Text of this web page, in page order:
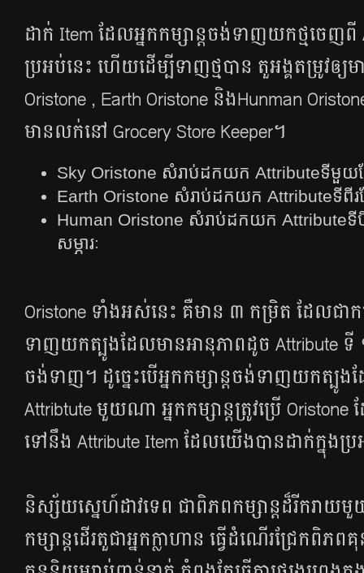
ដាក់ Item ដែល​អ្នក​កម្សាន្ត​ចង់​ទាញ​យក​ថ្ម​ចេញ​
ប្រអប់​នេះ ហើយ​ដើម្បី​ទាញ​ថ្ម​បាន ​តួអង្គ​តម្រូវ​ឲ្យ​
Oristone , Earth Oristone និង​Hunman
មាន​លក់​នៅ Grocery Store Keeper។
Sky Oristone សំរាប់ដកយក​ Attribute​ទីមួយដ
Earth Oristone សំរាប់ដកយក​ Attribute​ទីពីរដ
Human Oristone សំរាប់ដកយក​ Attribute​ទី
សម្ភារៈ
Oristone ទាំង​អស់​នេះ គឺ​មាន​ ៣ កម្រិត ដែល​ជា​
ទាញ​យក​ត្បូង​ដែល​មាន​អានុភាព​ដូច​ Attribute
ចង់​ទាញ។ ដូច្នេះ​បើ​អ្នក​កម្សាន្ត​ចង់​ទាញ​យក​ត្បូ
Attribtute មួយ​ណា អ្នក​កម្សាន្ត​ត្រូវ​ប្រើ​
ទៅ​នឹង​ Attribute Item ដែល​យើង​បាន​ដាក់​ក្នុង​
និស្ស័យ​ស្នេហ៍​ដាវ​ទេព ជា​ពិភព​កម្សាន្ត​ដ៏​រីករាយ​មួ
កម្សាន្ត​ដើរ​តួ​ជា​អ្នក​ក្លាហាន​ ធ្វើ​ដំណើរ​ជ្រែក​ពិ